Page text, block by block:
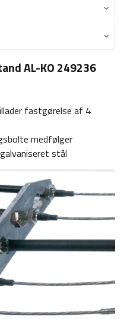
AL-KO 249236
fastgørelse af 4
medfølger
stål